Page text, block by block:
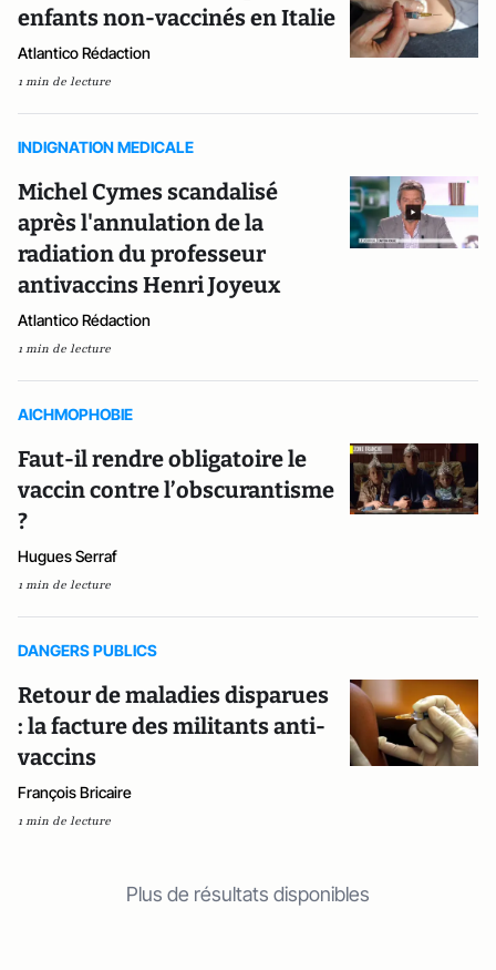
enfants non-vaccinés en Italie
Atlantico Rédaction
1 min de lecture
INDIGNATION MEDICALE
Michel Cymes scandalisé
après l'annulation de la
radiation du professeur
antivaccins Henri Joyeux
Atlantico Rédaction
1 min de lecture
AICHMOPHOBIE
Faut-il rendre obligatoire le
vaccin contre l’obscurantisme
?
Hugues Serraf
1 min de lecture
DANGERS PUBLICS
Retour de maladies disparues
: la facture des militants anti-
vaccins
François Bricaire
1 min de lecture
Plus de résultats disponibles